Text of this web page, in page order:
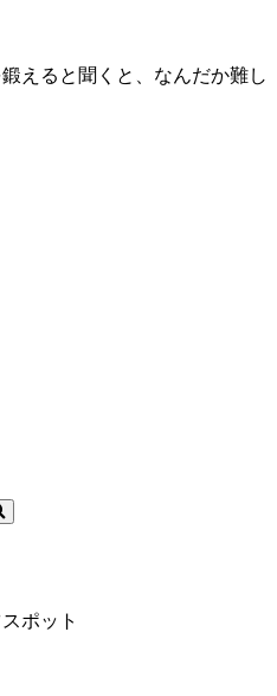
えると聞くと、なんだか難し
ポット